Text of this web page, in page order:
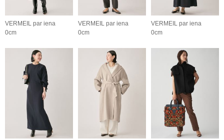
VERMEIL par iena
0cm
VERMEIL par iena
0cm
VERMEIL par iena
0cm